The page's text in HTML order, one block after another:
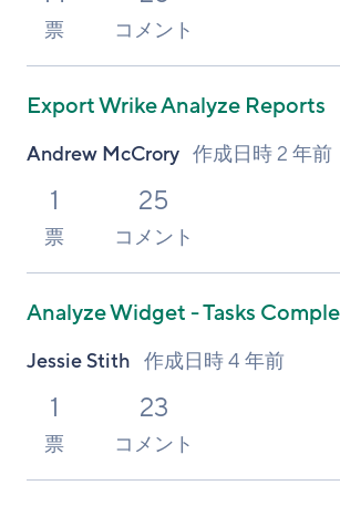
票 コメント
Export Wrike Analyze Reports
Andrew McCrory 作成日時2 年前
1
票
25
コメント
Analyze Widget - Tasks
Jessie Stith 作成日時4 年前
1
票
23
コメント